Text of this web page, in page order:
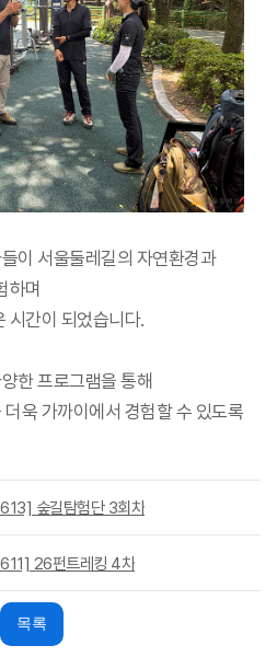
이 서울둘레길의 자연환경과
하며
시간이 되었습니다.
한 프로그램을 통해
욱 가까이에서 경험할 수 있도록
숲길탐험단 3회차
26펀트레킹 4차
목록